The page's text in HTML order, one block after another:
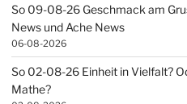
So 09-08-26 Geschmack am
News und Ache News
06-08-2026
So 02-08-26 Einheit in Vielfalt?
Mathe?